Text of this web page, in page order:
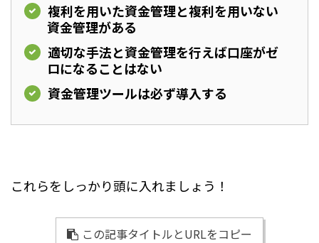
複利を用いた資金管理と複利を用いない
資金管理がある
適切な手法と資金管理を行えば口座がゼ
ロになることはない
資金管理ツールは必ず導入する
これらをしっかり頭に入れましょう！
この記事タイトルとURLをコピー